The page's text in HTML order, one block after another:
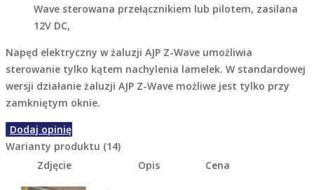
Wave sterowana przełącznikiem lub pilotem, zasilana
12V DC,
Napęd elektryczny w żaluzji AJP Z-Wave umożliwia
sterowanie tylko kątem nachylenia lamelek. W standardowej
wersji działanie żaluzji AJP Z-Wave możliwe jest tylko przy
zamkniętym oknie.
Dodaj opinię
Warianty produktu (14)
Zdjęcie
Opis Cena